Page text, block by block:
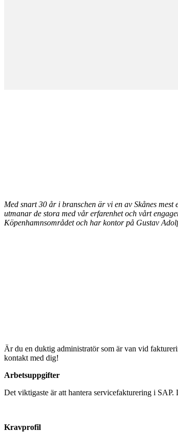
Med snart 30 år i branschen är vi en av Skånes
utmanar de stora med vår erfarenhet och vårt
Köpenhamnsområdet och har kontor på Gustav
Är du en duktig administratör som är van vid
kontakt med dig!
Arbetsuppgifter
Det viktigaste är att hantera servicefakturering i
Kravprofil